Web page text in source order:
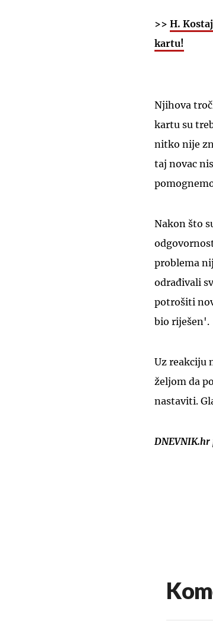
>> H.
kartu!
Njihova
kartu su
nitko nije
taj novac
Nakon što
problema
odrađivali
potrošiti
bio riješen'.
Uz reakciju
željom da
nastaviti.